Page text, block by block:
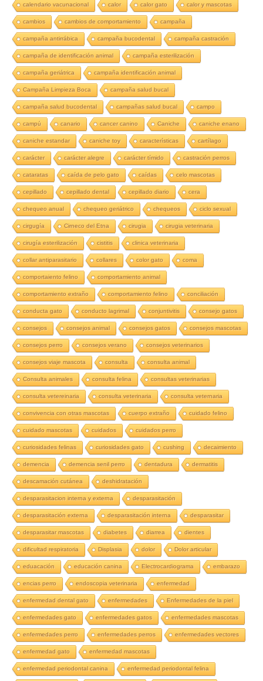
calendario vacunacional calor calor gato calor y mascotas
cambios cambios de comportamiento campaña
campaña antirrábica campaña bucodental campaña castración
campaña de identificación animal campaña esterilización
campaña geriátrica campaña identificación animal
Campaña Limpieza Boca campaña salud bucal
campaña salud bucodental campañas salud bucal campo
campú canario cancer canino Caniche caniche enano
caniche estandar caniche toy características cartílago
carácter carácter alegre carácter tímido castración perros
cataratas caída de pelo gato caídas celo mascotas
cepillado cepillado dental cepillado diario cera
chequeo anual chequeo geriátrico chequeos ciclo sexual
cirgugía Cirneco del Etna cirugia cirugia veterinaria
cirugía esterilización cistitis clinica veterinaria
collar antiparasitario collares color gato coma
comportaiento felino comportamiento animal
comportamiento extraño comportamiento felino conciliación
conducta gato conducto lagrimal conjuntivitis consejo gatos
consejos consejos animal consejos gatos consejos mascotas
consejos perro consejos verano consejos veterinarios
consejos viaje mascota consulta consulta animal
Consulta animales consulta felina consultas veterinarias
consulta vetereinaria consulta veterinaria consulta veternaria
convivencia con otras mascotas cuerpo extraño cuidado felino
cuidado mascotas cuidados cuidados perro
curiosidades felinas curiosidades gato cushing decaimiento
demencia demencia senil perro dentadura dermatitis
descamación cutánea deshidratación
desparasitacion interna y externa desparasitación
desparasitación externa desparasitación interna desparasitar
desparasitar mascotas diabetes diarrea dientes
dificultad respiratoria Displasia dolor Dolor articular
eduacación educación canina Electrocardiograma embarazo
encias perro endoscopia veterinaria enfermedad
enfermedad dental gato enfermedades Enfermedades de la piel
enfermedades gato enfermedades gatos enfermedades mascotas
enfermedades perro enfermedades perros enfermedades vectores
enfermedad gato enfermedad mascotas
enfermedad periodontal canina enfermedad periodontal felina